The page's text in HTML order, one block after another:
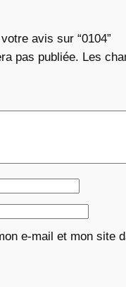
avis sur “0104”
pas publiée. Les
e-mail et mon site